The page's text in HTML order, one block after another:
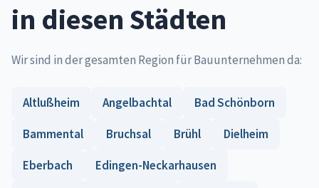
in diesen Städten
Wir sind in der gesamten Region für Bauunternehmen da:
Altlußheim Angelbachtal
Bad Schönborn
Bammental
Bruchsal Brühl
Dielheim
Eberbach
Edingen-Neckarhausen